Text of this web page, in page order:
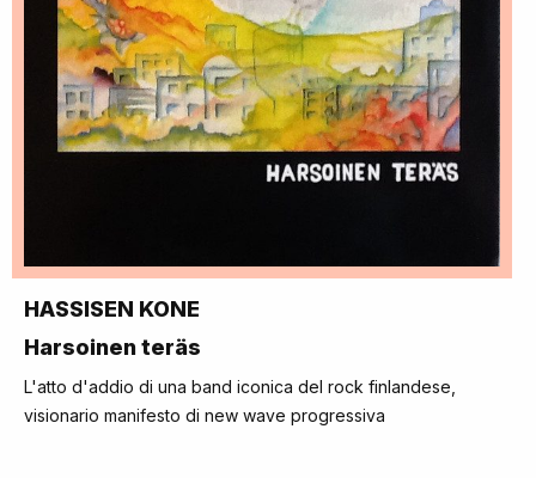
HASSISEN KONE
Harsoinen teräs
L'atto d'addio di una band iconica del rock finlandese,
visionario manifesto di new wave progressiva